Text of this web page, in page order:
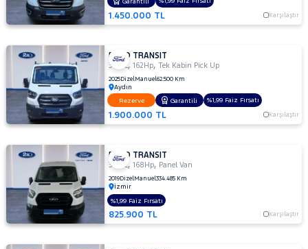
DURATORQ
ÇİFT KABİN
350
M
350
M
ÇİFT
KAMYONET
350
M
VAN
2.2
1.450.000 TL Karşılaştır
FORD TRANSIT
350 L,162Hp,Tek Kabin Pick Up
2025DizelManuel62.500 Km
Aydın
1.900.000 TL Karşılaştır
Rezerve Garantili %1,99 Faiz Fırsatı
FORD TRANSIT
350 L,168Hp, Panel Van
2019DizelManuel334.485 Km
İzmir
825.900 TL Karşılaştır
%1,99 Faiz Fırsatı